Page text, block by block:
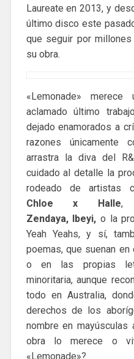
Laureate en 2013, y
último disco este
que seguir por
su obra.
«Lemonade»
aclamado último
dejado enamorados a
razones únicamente
arrastra la diva del
cuidado al detalle la
rodeado de artistas
Chloe x Halle
Zendaya, Ibeyi, o la
Yeah Yeahs, y sí,
poemas, que suenan
o en las propias
minoritaria, aunque
todo en Australia,
derechos de los
nombre en
obra lo merece o
«Lemonade»?